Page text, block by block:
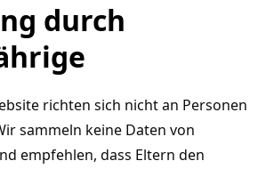
durch
richten sich nicht an Personen
sammeln keine Daten von
empfehlen, dass Eltern den